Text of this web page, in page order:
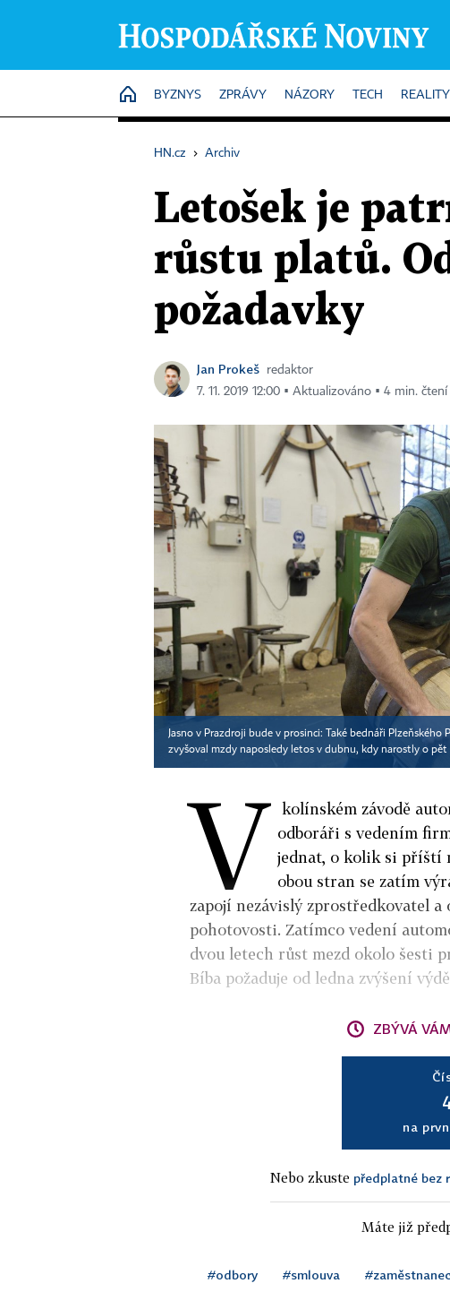
HOME
BYZNYS ZPRÁVY NÁZORY TECH REALITY
HN.cz › Archiv
Letošek je
růstu platů.
požadavky
Jan Prokeš
redaktor
7. 11. 2019 12:00 ▪ Aktualizováno ▪ 4 min. čtení
Jasno v Prazdroji bude v prosinci: Také bednáři
zvyšoval mzdy naposledy letos v dubnu, kdy narostly o
V kolínském závodě
odboráři s vedením
jednat, o kolik si příští
obou stran se zatím
zapojí nezávislý zprostředkovatel
pohotovosti. Zatímco vedení
dvou letech růst mezd okolo šesti
Bíba požaduje od ledna zvýšení
ZBÝVÁ
na
Nebo zkuste předplatné bez
Máte již
#odbory #smlouva #zaměstnanec